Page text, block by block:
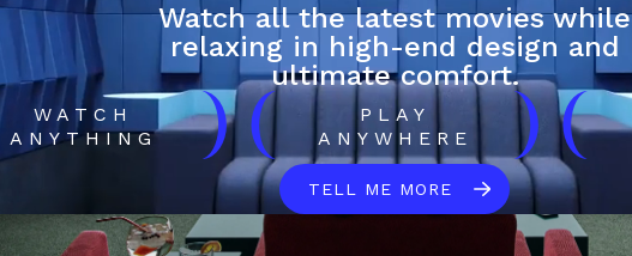
Watch all the latest movies while
relaxing in high-end design and
ultimate comfort.
WATCH
ANYTHING
)(
PLAY
ANYWHERE
)(
TELL ME MORE